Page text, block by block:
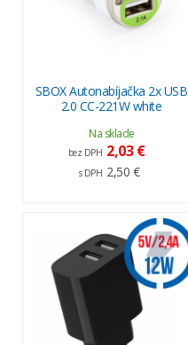
SBOX Autonabíjačka 2x USB
2.0 CC-221W white
Na sklade
bez DPH 2,03 €
s DPH 2,50 €